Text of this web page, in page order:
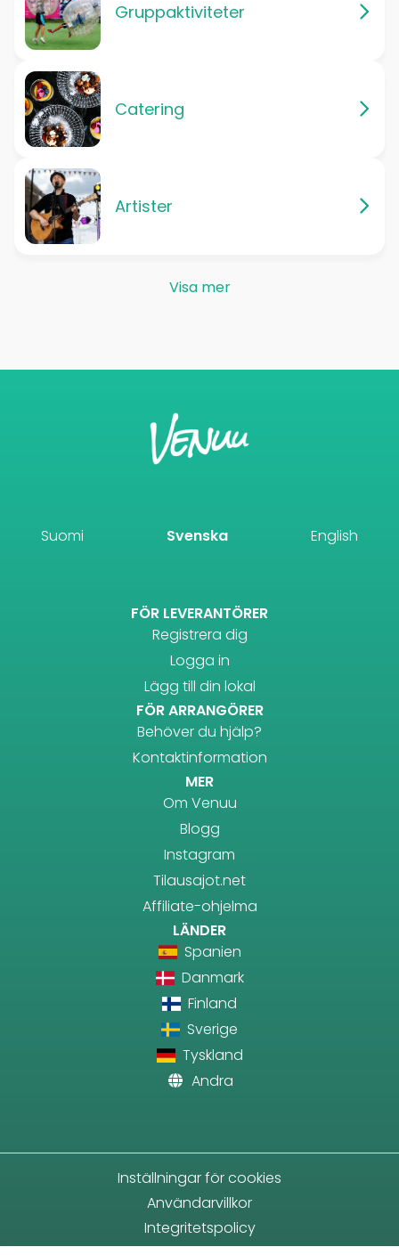
Gruppaktiviteter
Catering
Artister
Visa mer
Suomi Svenska English
FÖR LEVERANTÖRER
Registrera dig
Logga in
Lägg till din lokal
FÖR ARRANGÖRER
Behöver du hjälp?
Kontaktinformation
MER
Om Venuu
Blogg
Instagram
Tilausajot.net
Affiliate-ohjelma
LÄNDER
Spanien
Danmark
Finland
Sverige
Tyskland
Andra
Inställningar för cookies
Användarvillkor
Integritetspolicy